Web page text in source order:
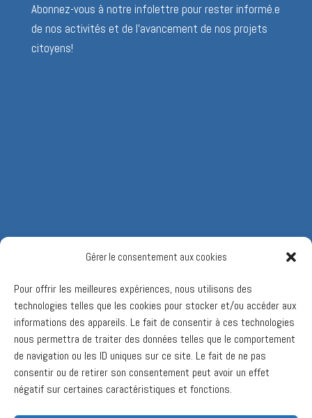
Gérer le consentement aux cookies
Pour offrir les meilleures expériences, nous utilisons des
technologies telles que les cookies pour stocker et/ou accéder aux
informations des appareils. Le fait de consentir à ces technologies
nous permettra de traiter des données telles que le comportement
de navigation ou les ID uniques sur ce site. Le fait de ne pas
consentir ou de retirer son consentement peut avoir un effet
négatif sur certaines caractéristiques et fonctions.
Abonnez-vous à notre infolettre pour rester informé.e
de nos activités et de l’avancement de nos projets
citoyens!